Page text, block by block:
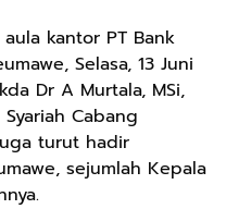
kantor PT Bank
Selasa, 13 Juni
Dr A Murtala, MSi,
Cabang
turut hadir
sejumlah Kepala